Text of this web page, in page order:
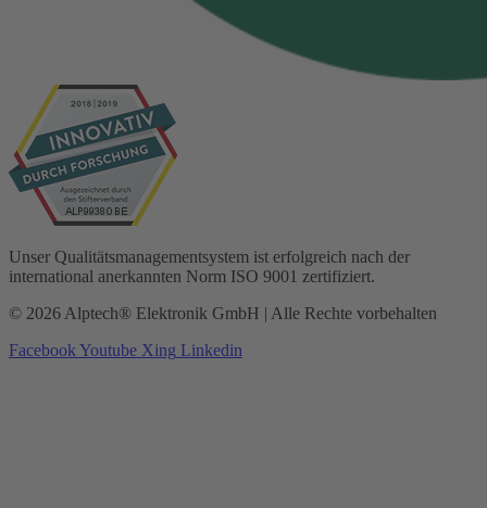
Unser Qualitätsmanagementsystem ist erfolgreich nach der
international anerkannten Norm ISO 9001 zertifiziert.
© 2026 Alptech® Elektronik GmbH | Alle Rechte vorbehalten
Facebook Youtube Xing Linkedin